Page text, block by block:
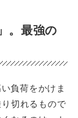
。最強の
負荷をかけま
切れるもので